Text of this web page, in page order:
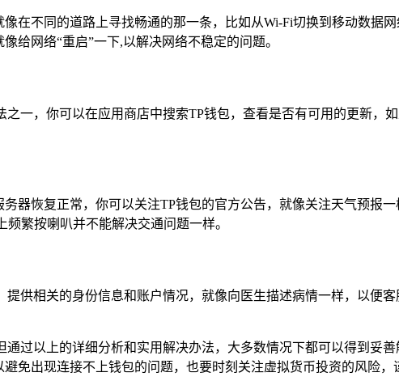
在不同的道路上寻找畅通的那一条，比如从Wi-Fi切换到移动数据
给网络“重启”一下,以解决网络不稳定的问题。
一，你可以在应用商店中搜索TP钱包，查看是否有可用的更新，
器恢复正常，你可以关注TP钱包的官方公告，就像关注天气预报
繁按喇叭并不能解决交通问题一样。
供相关的身份信息和账户情况，就像向医生描述病情一样，以便
过以上的详细分析和实用解决办法，大多数情况下都可以得到妥
免出现连接不上钱包的问题，也要时刻关注虚拟货币投资的风险，